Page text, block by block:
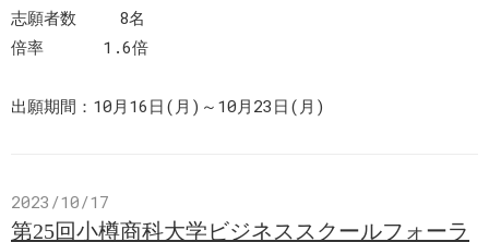
志願者数 8名
倍率 1.6倍
出願期間：10月16日(月)～10月23日(月)
2023/10/17
第25回小樽商科大学ビジネススクールフォーラ